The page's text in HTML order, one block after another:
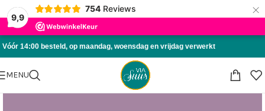
9,9
754 Reviews ×
Skip to navigation
Skip to main content
Vóór 14:00 besteld, op maandag, woensdag en vrijdag verwerkt
MENU